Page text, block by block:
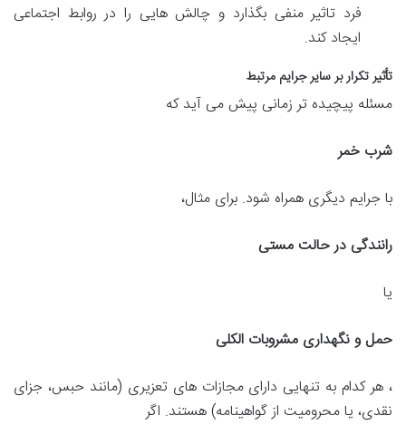
فرد تاثیر منفی بگذارد و چالش هایی را در روابط اجتماعی
ایجاد کند.
تأثیر تکرار بر سایر جرایم مرتبط
مسئله پیچیده تر زمانی پیش می آید که
شرب خمر
با جرایم دیگری همراه شود. برای مثال،
رانندگی در حالت مستی
یا
حمل و نگهداری مشروبات الکلی
، هر کدام به تنهایی دارای مجازات های تعزیری (مانند حبس، جزای
نقدی، یا محرومیت از گواهینامه) هستند. اگر